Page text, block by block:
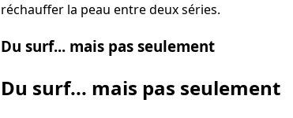
réchauffer la peau entre deux séries.
Du surf... mais pas seulement
Du surf... mais pas seulement